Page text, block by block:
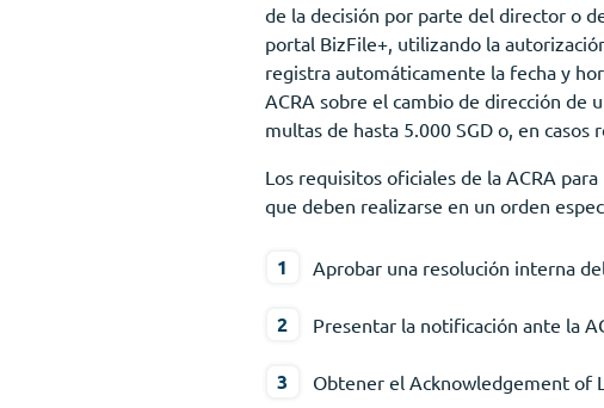
de la decisión por parte del director o
portal BizFile+, utilizando la
registra automáticamente la fecha y
ACRA sobre el cambio de dirección de
multas de hasta 5.000 SGD o, en
Los requisitos oficiales de la ACRA
que deben realizarse en un orden
Aprobar una resolución interna
Presentar la notificación ante la
Obtener el Acknowledgement of